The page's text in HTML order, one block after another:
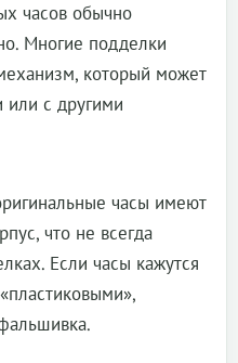
часов обычно
Многие подделки
который может
или с другими
часы имеют
что не всегда
Если часы кажутся